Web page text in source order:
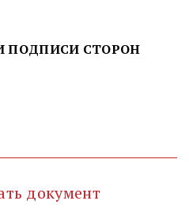
ПОДПИСИ СТОРОН
документ